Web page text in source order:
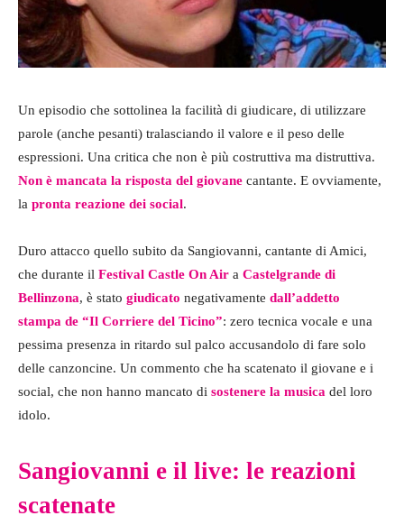
Un episodio che sottolinea la facilità di giudicare, di utilizzare
parole (anche pesanti) tralasciando il valore e il peso delle
espressioni. Una critica che non è più costruttiva ma distruttiva.
Non è mancata la risposta del giovane cantante. E ovviamente,
la pronta reazione dei social.
Duro attacco quello subito da Sangiovanni, cantante di Amici,
che durante il Festival Castle On Air a Castelgrande di
Bellinzona, è stato giudicato negativamente dall’addetto
stampa de “Il Corriere del Ticino”: zero tecnica vocale e una
pessima presenza in ritardo sul palco accusandolo di fare solo
delle canzoncine. Un commento che ha scatenato il giovane e i
social, che non hanno mancato di sostenere la musica del loro
idolo.
Sangiovanni e il live: le reazioni
scatenate